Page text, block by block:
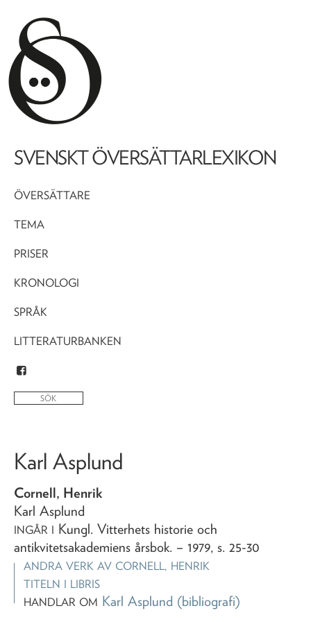
SVENSKT ÖVERSÄTTARLEXIKON
ÖVERSÄTTARE
TEMA
PRISER
KRONOLOGI
SPRÅK
LITTERATURBANKEN
Karl Asplund
Cornell, Henrik
Karl Asplund
INGÅR I Kungl. Vitterhets historie och
antikvitetsakademiens årsbok. – 1979, s. 25-30
ANDRA VERK AV CORNELL, HENRIK
TITELN I LIBRIS
HANDLAR OM Karl Asplund (bibliografi)